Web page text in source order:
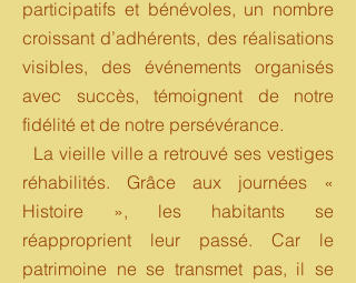
participatifs et bénévoles, un nombre
croissant d’adhérents, des réalisations
visibles, des événements organisés
avec succès, témoignent de notre
fidélité et de notre persévérance.
La vieille ville a retrouvé ses vestiges
réhabilités. Grâce aux journées «
Histoire », les habitants se
réapproprient leur passé. Car le
patrimoine ne se transmet pas, il se